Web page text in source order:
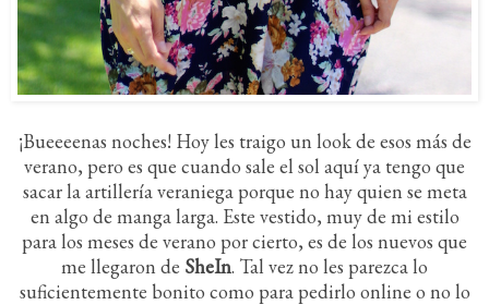
¡Bueeeenas noches! Hoy les traigo un look de esos más de
verano, pero es que cuando sale el sol aquí ya tengo que
sacar la artillería veraniega porque no hay quien se meta
en algo de manga larga. Este vestido, muy de mi estilo
para los meses de verano por cierto, es de los nuevos que
me llegaron de SheIn. Tal vez no les parezca lo
suficientemente bonito como para pedirlo online o no lo